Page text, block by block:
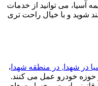
آسیا، می توانید از خدمات
شوید و با خیال راحت تری
در شهدا, در منطقه شهدا ،
حوزه خودرو عمل می کنند.